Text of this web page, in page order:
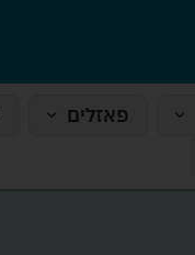
פאזלים